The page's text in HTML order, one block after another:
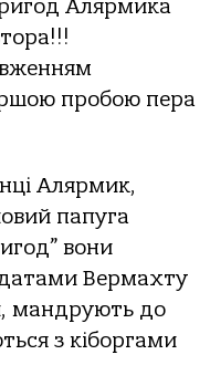
Алярмика
пробою пера
Алярмик,
папуга
вони
Вермахту
мандрують до
з кіборгами